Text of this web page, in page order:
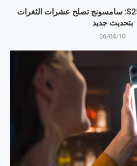
جالكسي S25، S24، S23: سامسونج تصلح عشرات الثغرات
بتحديث جديد
26/04/10